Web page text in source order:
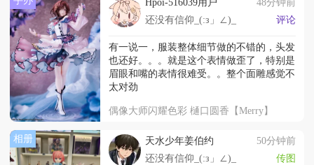
还没有信仰_(:з」∠)_
评论
有一说一，服装整体细节做的不错的，头发
也还好。。。就是这个表情做歪了，特别是
眉眼和嘴的表情很难受。。整个面雕感觉不
太对劲
偶像大师闪耀色彩 樋口圆香【Merry】
相册 天水少年姜伯约
50分钟前
还没有信仰_(:з」∠)_
传图